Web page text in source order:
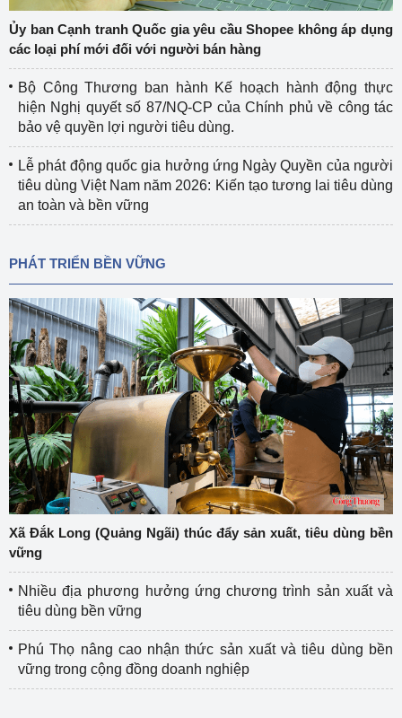
Ủy ban Cạnh tranh Quốc gia yêu cầu Shopee không áp dụng
các loại phí mới đối với người bán hàng
Bộ Công Thương ban hành Kế hoạch hành động thực
hiện Nghị quyết số 87/NQ-CP của Chính phủ về công tác
bảo vệ quyền lợi người tiêu dùng.
Lễ phát động quốc gia hưởng ứng Ngày Quyền của người
tiêu dùng Việt Nam năm 2026: Kiến tạo tương lai tiêu dùng
an toàn và bền vững
PHÁT TRIỂN BỀN VỮNG
Xã Đắk Long (Quảng Ngãi) thúc đẩy sản xuất, tiêu dùng bền
vững
Nhiều địa phương hưởng ứng chương trình sản xuất và
tiêu dùng bền vững
Phú Thọ nâng cao nhận thức sản xuất và tiêu dùng bền
vững trong cộng đồng doanh nghiệp